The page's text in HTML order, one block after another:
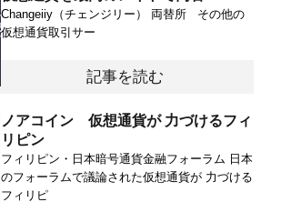
Changeiiy（チェンジリー） 両替所 その他の
仮想通貨取引サー
記事を読む
ノアコイン 仮想通貨が 力づけるフィ
リピン
フィリピン・日本暗号通貨金融フォーラム 日本
のフォーラムで議論された仮想通貨が 力づける
フィリピ